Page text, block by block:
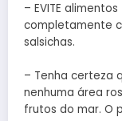
– EVITE
completamente
salsichas.
– Tenha certeza
nenhuma área
frutos do mar. O